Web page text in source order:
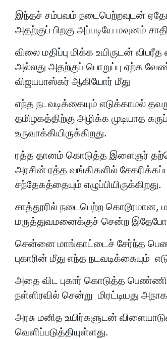
இந்தச் சம்பவம் நடைபெற்றவுடன்
அதற்குப் பிறகு அப்படியே மவுனம்
விலை மதிப்பு மிக்க உயிருடன்
அல்லது அதற்குப் பொறுப்பு ஏற்க
விஜயபாஸ்கர் ஆகியோர் மீது
எந்த நடவடிக்கையும் எடுக்காமல்
தமிழகத்திற்கு அழிக்க முடியாத
உருவாக்கியிருக்கிறது.
ரத்த தானம் கொடுத்த இளைஞர்
அரசின் ரத்த வங்கிகளில்
சந்தேகத்தையும் எழுப்பியிருக்கிறது.
சாத்தூரில் நடைபெற்ற கொடூரமான,
மருத்துவமனைக்குச் சென்ற
சென்னை மாங்காட்டைச் சேர்ந்த
புகாரின் மீது எந்த நடவடிக்கையும்
அதை விட புகார் கொடுத்த
நள்ளிரவில் சென்று மிரட்டியது
அரசு மனித உயிர்களுடன்
வெளிப்படுத்தியுள்ளது.